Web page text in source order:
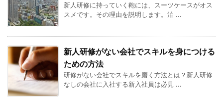
新人研修に持っていく鞄には、スーツケースがオス
スメです。その理由を説明します。泊 ...
新人研修がない会社でスキルを身につける
ための方法
研修がない会社でスキルを磨く方法とは？新人研修
なしの会社に入社する新入社員は必見 ...